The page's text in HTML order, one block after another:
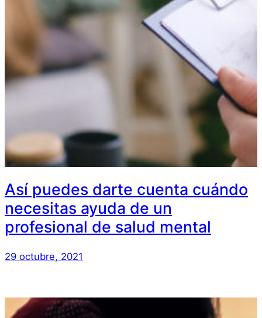
Así puedes darte cuenta cuándo
necesitas ayuda de un
profesional de salud mental
29 octubre, 2021